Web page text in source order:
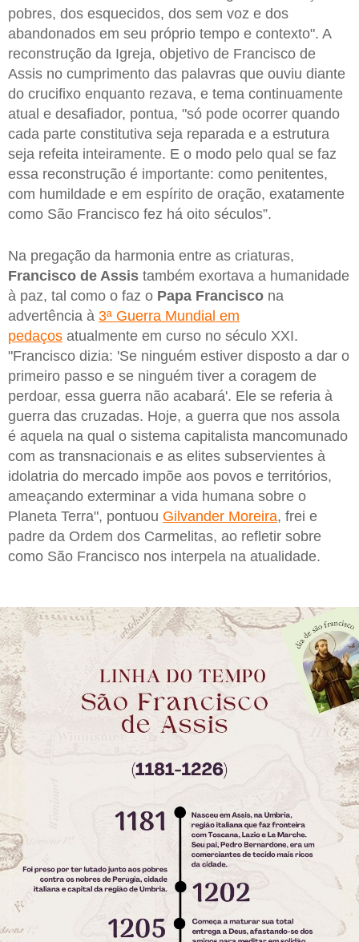
pobres, dos esquecidos, dos sem voz e dos
abandonados em seu próprio tempo e contexto". A
reconstrução da Igreja, objetivo de Francisco de
Assis no cumprimento das palavras que ouviu diante
do crucifixo enquanto rezava, e tema continuamente
atual e desafiador, pontua, "só pode ocorrer quando
cada parte constitutiva seja reparada e a estrutura
seja refeita inteiramente. E o modo pelo qual se faz
essa reconstrução é importante: como penitentes,
com humildade e em espírito de oração, exatamente
como São Francisco fez há oito séculos”.
Na pregação da harmonia entre as criaturas,
Francisco de Assis também exortava a humanidade
à paz, tal como o faz o Papa Francisco na
advertência à 3ª Guerra Mundial em
pedaços atualmente em curso no século XXI.
"Francisco dizia: 'Se ninguém estiver disposto a dar o
primeiro passo e se ninguém tiver a coragem de
perdoar, essa guerra não acabará'. Ele se referia à
guerra das cruzadas. Hoje, a guerra que nos assola
é aquela na qual o sistema capitalista mancomunado
com as transnacionais e as elites subservientes à
idolatria do mercado impõe aos povos e territórios,
ameaçando exterminar a vida humana sobre o
Planeta Terra", pontuou Gilvander Moreira, frei e
padre da Ordem dos Carmelitas, ao refletir sobre
como São Francisco nos interpela na atualidade.